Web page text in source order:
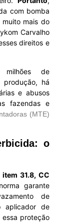
com bomba
mais do
Carvalho
direitos e
milhões de
há
e abusos
fazendas e
(MTE)
o
item 31.8, CC
garante
de
aplicador de
proteção